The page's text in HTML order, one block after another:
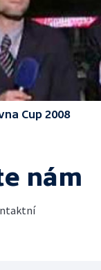
Cup 2008
nám